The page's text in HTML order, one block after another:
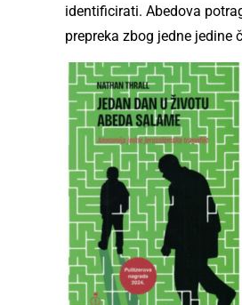
identificirati. Abedova
prepreka zbog jedne jedine